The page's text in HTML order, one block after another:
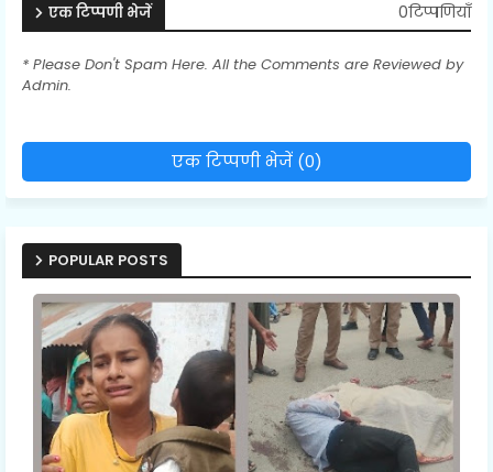
एक टिप्पणी भेजें 0टिप्पणियाँ
* Please Don't Spam Here. All the Comments are Reviewed by
Admin.
एक टिप्पणी भेजें (0)
POPULAR POSTS